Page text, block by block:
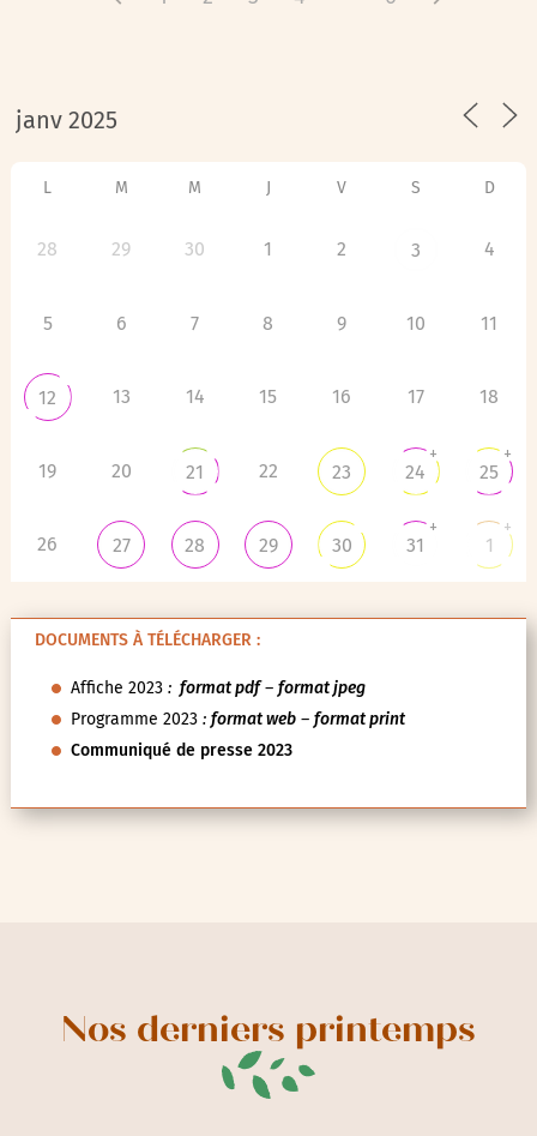
L M M J V S D
28 29 30 1 2 3 4
5 6 7 8 9 10 11
12 13 14 15 16 17 18
19 20 21 22 23 24
+
25
+
26 27 28 29 30 31
+
1
+
DOCUMENTS À TÉLÉCHARGER :
Affiche 2023: format pdf– format jpeg
Programme 2023 : format web– format print
Communiqué de presse 2023
Nos derniers printemps